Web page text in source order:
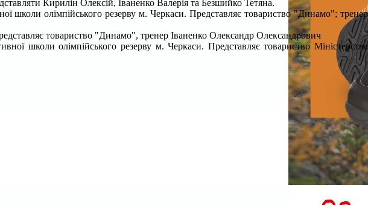
Кирилін Олексій, Іваненко Валерія та Безшийко Тетяна.
школи олімпійського резерву м. Черкаси. Представляє товариство "Динамо"; тренер
товариство "Динамо", тренер Іваненко Олександр Олександрович
школи олімпійського резерву м. Черкаси. Представляє товариство Міністерства